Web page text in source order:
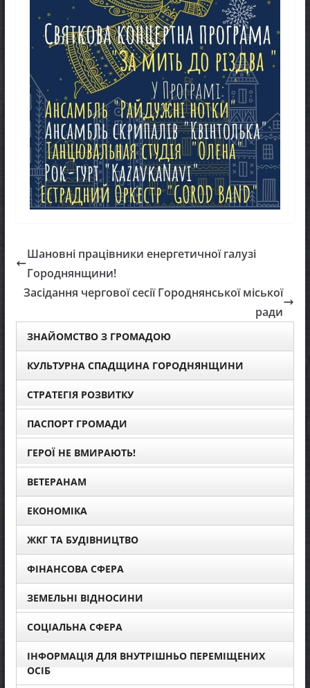
Шановні працівники енергетичної галузі
Городнянщини!
Засідання чергової сесії Городнянської міської
ради
ЗНАЙОМСТВО З ГРОМАДОЮ
КУЛЬТУРНА СПАДЩИНА ГОРОДНЯНЩИНИ
СТРАТЕГІЯ РОЗВИТКУ
ПАСПОРТ ГРОМАДИ
ГЕРОЇ НЕ ВМИРАЮТЬ!
ВЕТЕРАНАМ
ЕКОНОМІКА
ЖКГ ТА БУДІВНИЦТВО
ФІНАНСОВА СФЕРА
ЗЕМЕЛЬНІ ВІДНОСИНИ
СОЦІАЛЬНА СФЕРА
ІНФОРМАЦІЯ ДЛЯ ВНУТРІШНЬО ПЕРЕМІЩЕНИХ
ОСІБ